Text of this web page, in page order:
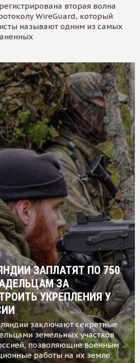
вторая волна
WireGuard, который
называют одним из самых
ЗАПЛАТЯТ ПО 750
ЗА
УКРЕПЛЕНИЯ У
заключают секретные
земельных участков
позволяющие военным
работы на их земле